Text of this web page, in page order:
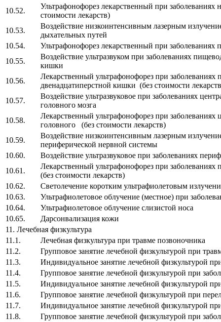
10.52.
Ультрафонофорез лекарственный при
стоимости лекарств)
10.53.
Воздействие низкоинтенсивным лазерным
дыхательных путей
10.54.
Ультрафонофорез лекарственный при
10.55.
Воздействие ультразвуком при заболеваниях
кишки
10.56.
Лекарственный ультрафонофорез при заболеваниях
двенадцатиперстной кишки (без стоимости
10.57.
Воздействие ультразвуковое при заболеваниях
головного мозга
10.58.
Лекарственный ультрафонофорез при
головного (без стоимости лекарств)
10.59.
Воздействие низкоинтенсивным лазерным
периферической нервной системы
10.60.
Воздействие ультразвуковое при заболеваниях
10.61.
Лекарственный ультрафонофорез при
(без стоимости лекарств)
10.62.
Светолечение коротким ультрафиолетовым
10.63.
Ультрафиолетовое облучение (местное) при
10.64.
Ультрафиолетовое облучение слизистой носа
10.65.
Дарсонвализация кожи
11. Лечебная физкультура
11.1.
Лечебная физкультура при травме позвоночника
11.2.
Групповое занятие лечебной физкультурой при
11.3.
Индивидуальное занятие лечебной физкультурой
11.4.
Групповое занятие лечебной физкультурой при
11.5.
Индивидуальное занятие лечебной физкультурой
11.6.
Групповое занятие лечебной физкультурой при
11.7.
Индивидуальное занятие лечебной физкультурой
11.8.
Групповое занятие лечебной физкультурой при